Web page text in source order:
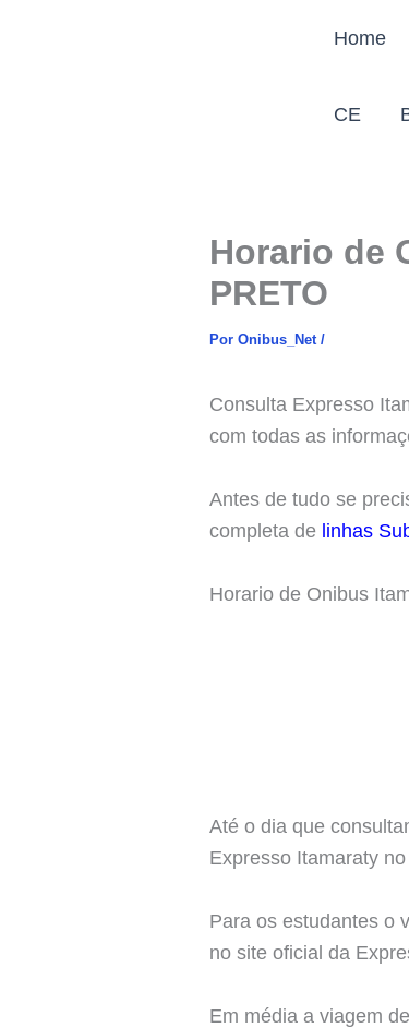
Home
CE
Horario de
PRETO
Por Onibus_Net /
Consulta Expresso
com todas as
Antes de tudo se
completa de linhas
Horario de Onibus
Até o dia que
Expresso Itamaraty
Para os estudantes o
no site oficial da
Em média a viagem